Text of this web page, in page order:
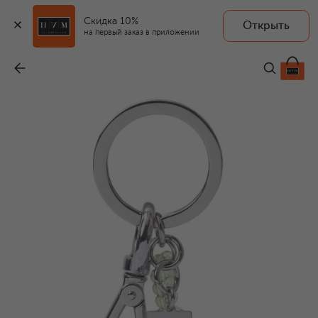
Скидка 10%
на первый заказ в приложении
Открыть